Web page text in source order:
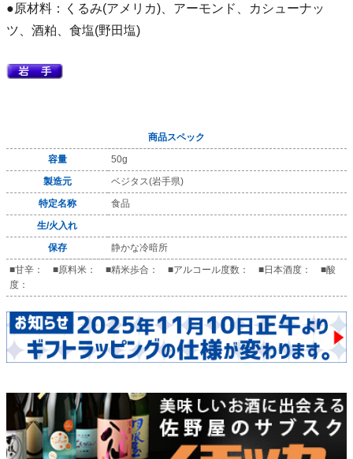
●原材料：くるみ(アメリカ)、アーモンド、カシューナッ
ツ、酒粕、食塩(野田塩)
商品スペック
容量
50g
製造元
ベジタス(岩手県)
特定名称
食品
生/火入れ
保存
静かな冷暗所
■甘辛： ■原料米： ■精米歩合： ■アルコール度数： ■日本酒度： ■酸
度：